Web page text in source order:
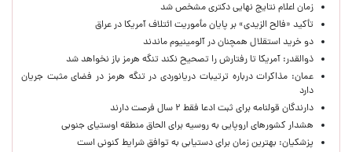
زمان اعلام نتایج نهایی دکتری مشخص شد
تأکید «فالح الزیدی» بر پایان مأموریت ائتلاف آمریکا در عراق
دو خرید استقلال همچنان در آلومینیوم ماندند
ذوالقدر: آمریکا تا رفتارش را تصحیح نکند تنگه هرمز باز نخواهد شد
عمان: مذاکرات درباره ترتیبات دریانوردی در تنگه هرمز در فضای مثبت جریان
دارد
دارندگان قولنامه برای ثبت ادعا فقط ۲ سال فرصت دارند
هشدار کشورهای اروپایی به روسیه برای الحاق منطقه اوستیای جنوبی
پزشکیان‌: بهترین زمان برای دستیابی به توافق شرایط کنونی است